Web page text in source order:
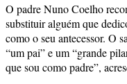
O padre Nuno Coelho
substituir alguém que
como o seu antecessor. O
“um pai” e um “grande
que sou como padre”,